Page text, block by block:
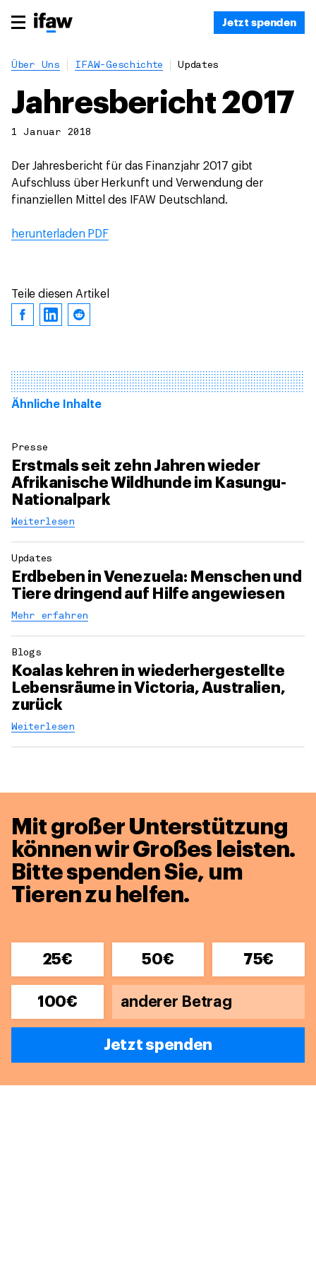
Jetzt spenden
Über Uns IFAW-Geschichte Updates
Jahresbericht 2017
1 Januar 2018
Der Jahresbericht für das Finanzjahr 2017 gibt
Aufschluss über Herkunft und Verwendung der
finanziellen Mittel des IFAW Deutschland.
herunterladen PDF
Teile diesen Artikel
Ähnliche Inhalte
Presse
Erstmals seit zehn Jahren wieder
Afrikanische Wildhunde im Kasungu-
Nationalpark
Weiterlesen
Updates
Erdbeben in Venezuela: Menschen und
Tiere dringend auf Hilfe angewiesen
Mehr erfahren
Blogs
Koalas kehren in wiederhergestellte
Lebensräume in Victoria, Australien,
zurück
Weiterlesen
Mit großer Unterstützung
können wir Großes leisten.
Bitte spenden Sie, um
Tieren zu helfen.
25€ 50€ 75€
100€
Jetzt spenden